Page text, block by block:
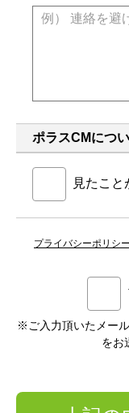
ポラスCMにつ
見たこと
プライバシーポリシ
※ご入力頂いたメー
をお